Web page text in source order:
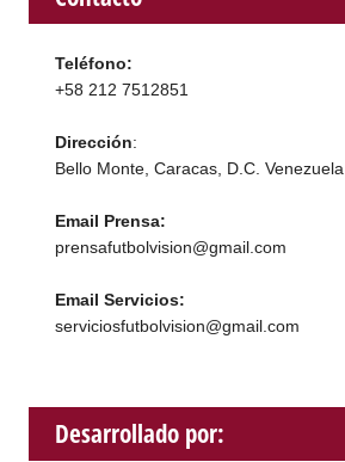
Teléfono:
+58 212 7512851
Dirección:
Bello Monte, Caracas, D.C. Venezuela
Email Prensa:
prensafutbolvision@gmail.com
Email Servicios:
serviciosfutbolvision@gmail.com
Desarrollado por: